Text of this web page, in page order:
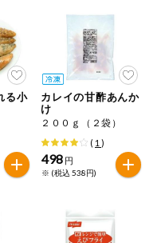
る小
カレイの甘酢あんか
け
２００ｇ（２袋）
( 1 )
498 円
※ (税込 538円)